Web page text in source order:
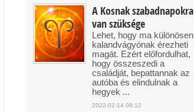
A Kosnak szabadnapokra
van szüksége
Lehet, hogy ma különösen
kalandvágyónak érezheti
magát. Ezért előfordulhat,
hogy összeszedi a
családját, bepattannak az
autóba és elindulnak a
hegyek ...
2022-02-14 08:12